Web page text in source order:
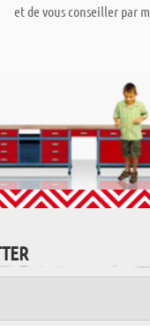
et de vous conseiller par